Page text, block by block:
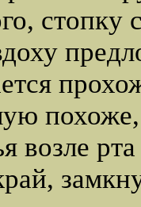
стопку
возле рта